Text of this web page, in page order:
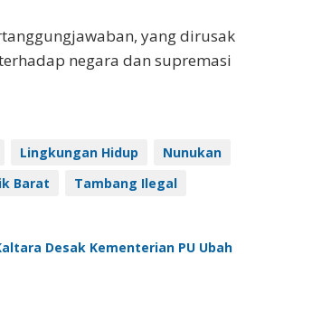
yang dirusak
negara dan supremasi
Lingkungan Hidup
Nunukan
Barat Tambang Ilegal
Desak Kementerian PU Ubah